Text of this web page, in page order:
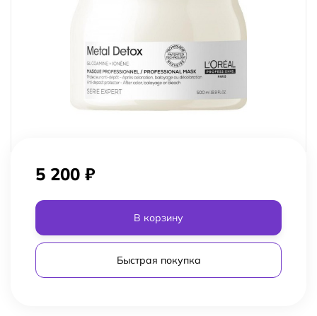
5 200 ₽
В корзину
Быстрая покупка